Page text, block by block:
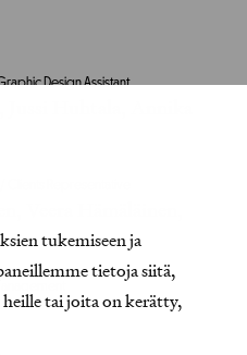
tukemiseen ja
tietoja siitä,
tai joita on kerätty,
Design Assistant
Clients Representative